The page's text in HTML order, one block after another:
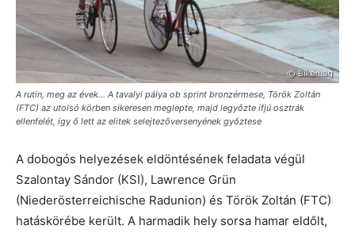
A rutin, meg az évek… A tavalyi pálya ob sprint bronzérmese, Török Zoltán
(FTC) az utolsó körben sikeresen meglepte, majd legyőzte ifjú osztrák
ellenfelét, így ő lett az elitek selejtezőversenyének győztese
A dobogós helyezések eldöntésének feladata végül
Szalontay Sándor (KSI), Lawrence Grün
(Niederösterreichische Radunion) és Török Zoltán (FTC)
hatáskörébe került. A harmadik hely sorsa hamar eldőlt,